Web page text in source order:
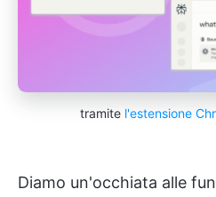
tramite l'estensione
Diamo un'occhiata alle